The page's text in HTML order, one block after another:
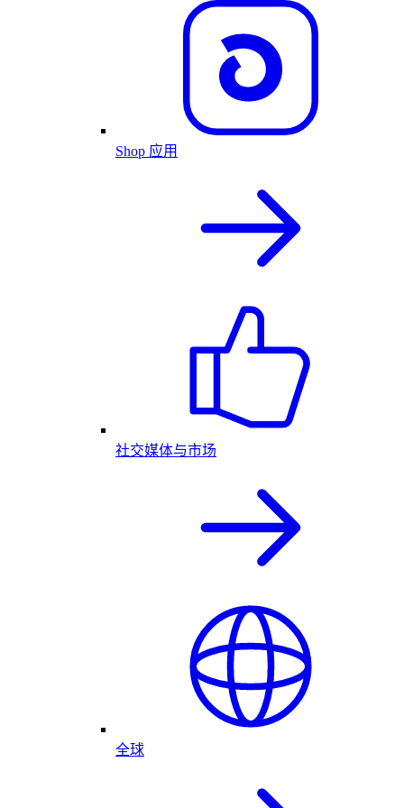
Shop 应用
社交媒体与市场
全球